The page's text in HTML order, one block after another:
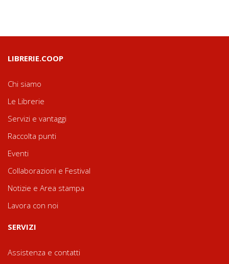
LIBRERIE.COOP
Chi siamo
Le Librerie
Servizi e vantaggi
Raccolta punti
Eventi
Collaborazioni e Festival
Notizie e Area stampa
Lavora con noi
SERVIZI
Assistenza e contatti